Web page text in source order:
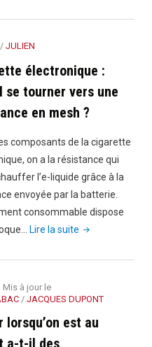
un
booster
nicotine"
/ JULIEN
électronique :
tourner vers une
en mesh ?
composants de la cigarette
on a la résistance qui
l’e-liquide grâce à la
envoyée par la batterie.
consommable dispose
Lire la suite "Cigarette
faut-
se
tourner
Mis à jour le
/ JACQUES DUPONT
lorsqu’on est au
a-t-il des